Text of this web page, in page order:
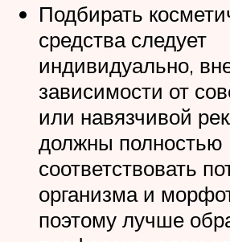
Подбирать
средства следует
индивидуально,
зависимости от
или навязчивой
должны полностью
соответствовать
организма и
поэтому лучше